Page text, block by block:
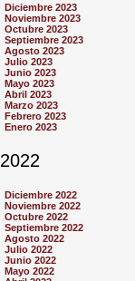
Diciembre 2023
Noviembre 2023
Octubre 2023
Septiembre 2023
Agosto 2023
Julio 2023
Junio 2023
Mayo 2023
Abril 2023
Marzo 2023
Febrero 2023
Enero 2023
2022
Diciembre 2022
Noviembre 2022
Octubre 2022
Septiembre 2022
Agosto 2022
Julio 2022
Junio 2022
Mayo 2022